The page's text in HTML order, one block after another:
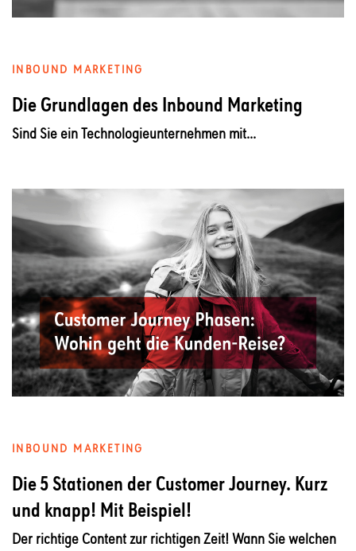
INBOUND MARKETING
Die Grundlagen des Inbound Marketing
Sind Sie ein Technologieunternehmen mit...
INBOUND MARKETING
Die 5 Stationen der Customer Journey. Kurz
und knapp! Mit Beispiel!
Der richtige Content zur richtigen Zeit! Wann Sie welchen